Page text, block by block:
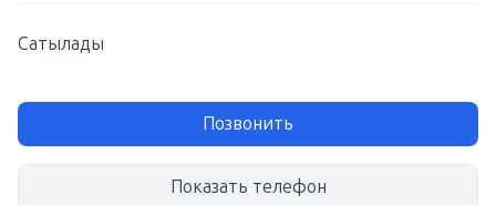
Сатылады
Позвонить
Показать телефон